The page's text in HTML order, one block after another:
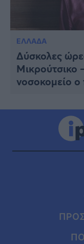
ΕΛΛΑΔΑ
Δύσκολες
Μικρούτσικο
νοσοκομείο